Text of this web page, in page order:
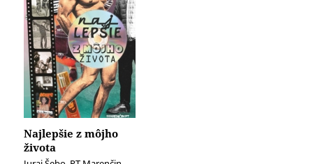
Najlepšie z môjho
života